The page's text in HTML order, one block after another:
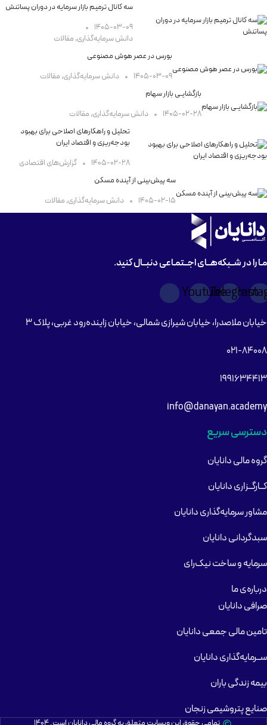
سه کانال ترمیم بازار سرمایه در دوران پساتنش
۱۴۰۵-۰۳-۰۹
دانش سرمایه‌گذاری, مقالات
بورس در عصر هوش مصنوعی
۱۴۰۵-۰۳-۰۹
دانش سرمایه‌گذاری, مقالات
بازگشایـی بازار سهام
۱۴۰۵-۰۲-۲۸
دانش سرمایه‌گذاری, مقالات
تحلیل و راهکارهای اصلاحی برای بهبود
بودجه‌ریزی و اقتصاد ایران
۱۴۰۵-۰۲-۲۸
گزارش‌های اقتصادی
سه پیش‌بینی از آینده مسکن
۱۴۰۵-۰۲-۱۵
دانش سرمایه‌گذاری, مقالات
مـا را در شــبکه‌هــای اجــتمـاعی دنبــال کنید.
Telegram
Youtube
خیابان ملاصدرا، خیابان شیرازی شمالی، خیابان زاینده‌رود غربی، پلاک ۳
۰۲۱-۸۴۰۰۸
۱۹۹۱۶۳۴۴۱۳
info@danayan.academy
دسترسی سریع
گروه مالی دانایان
کــارگــزاری دانایان
مشاور سرمایه‌گذاری دانایان
سبدگردانی دانایان
سرمایه و ساخت نیک‌رای
درباره‌ی ما
صرافی دانایان
تامین مالی جمعی دانایان
ســرمایه‌گذاری دانایان
بیمه زندگی باران
صنایع پتروشیمی زنجان